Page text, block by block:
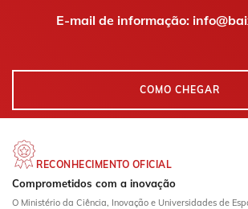
E-mail de informação:
COMO CHEGAR
RECONHECIMENTO OFICIAL
Comprometidos com a inovação
O Ministério da Ciência, Inovação e Universidades de